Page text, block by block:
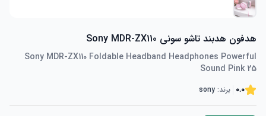
هدفون هدبند تاشو سونی Sony MDR-ZX110
Sony MDR-ZX110 Foldable Headband Headphones Powerful
Sound Pink 25
0.0 برند: sony